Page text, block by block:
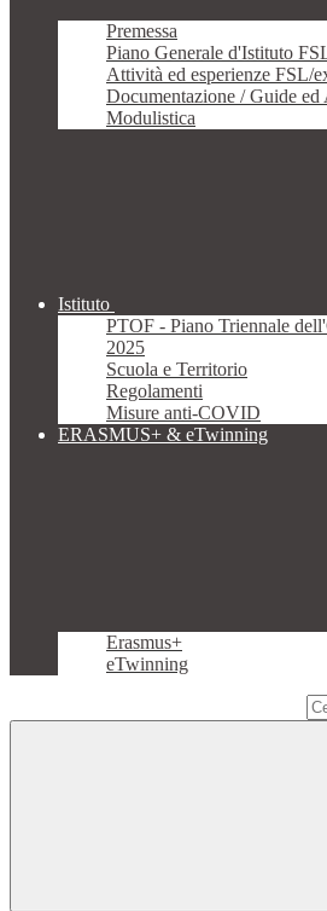
Premessa
Piano Generale d'Istituto
Attività ed esperienze FSL/
Documentazione / Guide ed
Modulistica
Istituto
PTOF - Piano Triennale
2025
Scuola e Territorio
Regolamenti
Misure anti-COVID
ERASMUS+ & eTwinning
Erasmus+
eTwinning